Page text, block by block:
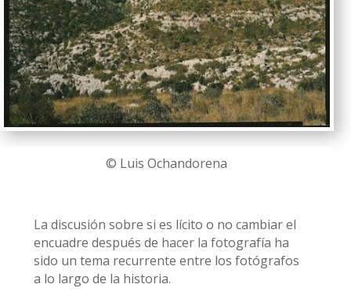
© Luis Ochandorena
La discusión sobre si es lícito o no cambiar el
encuadre después de hacer la fotografía ha
sido un tema recurrente entre los fotógrafos
a lo largo de la historia.